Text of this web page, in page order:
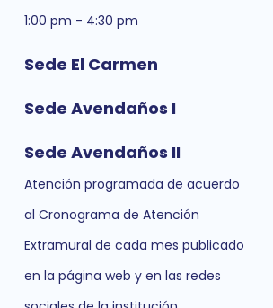
1:00 pm - 4:30 pm
Sede El Carmen
Sede Avendaños I
Sede Avendaños II
Atención programada de acuerdo
al Cronograma de Atención
Extramural de cada mes publicado
en la página web y en las redes